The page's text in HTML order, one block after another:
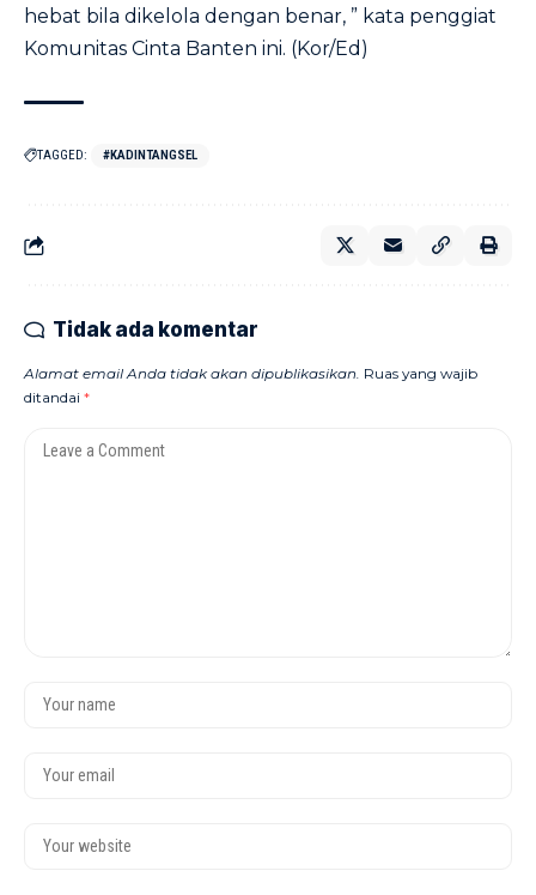
hebat bila dikelola dengan benar, ” kata penggiat
Komunitas Cinta Banten ini. (Kor/Ed)
TAGGED: #KADINTANGSEL
Tidak ada komentar
Alamat email Anda tidak akan dipublikasikan. Ruas yang wajib
ditandai *